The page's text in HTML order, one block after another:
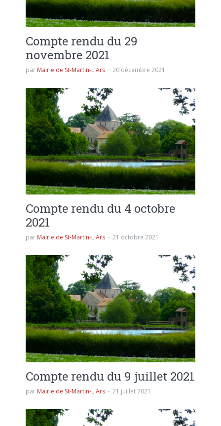
Compte rendu du 29
novembre 2021
par Mairie de St-Martin-L'Ars 20 décembre 2021
Compte rendu du 4 octobre
2021
par Mairie de St-Martin-L'Ars 21 octobre 2021
Compte rendu du 9 juillet 2021
par Mairie de St-Martin-L'Ars 21 juillet 2021